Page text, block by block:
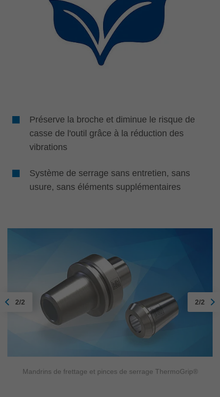
Préserve la broche et diminue le risque de
casse de l'outil grâce à la réduction des
vibrations
Système de serrage sans entretien, sans
usure, sans éléments supplémentaires
Mandrins de frettage et pinces de serrage ThermoGrip®
2/2 2/2